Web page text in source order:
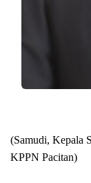
(Samudi, Kepala
KPPN Pacitan)